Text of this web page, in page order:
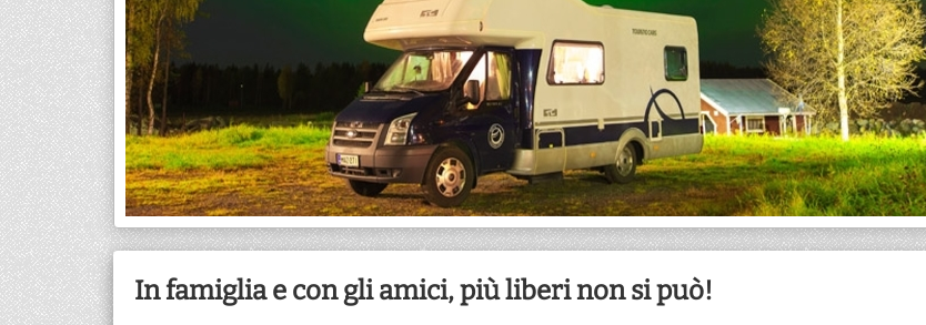
In famiglia e con gli amici, più liberi non si può!